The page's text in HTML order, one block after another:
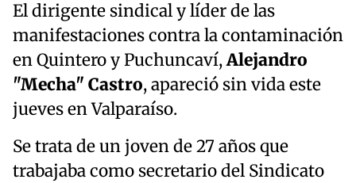
El dirigente sindical y líder de las
manifestaciones contra la contaminación
en Quintero y Puchuncaví,Alejandro
"Mecha" Castro, apareció sin vida este
jueves en Valparaíso.
Se trata de un joven de 27 años que
trabajaba como secretario del Sindicato